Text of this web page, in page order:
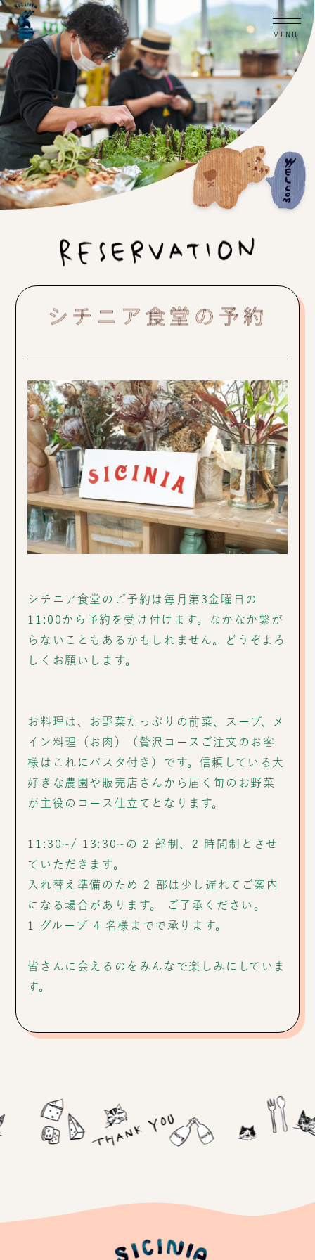
シチニア食堂の予約
シチニア食堂のご予約は毎月第3金曜日の
11:00から予約を受け付けます。なかなか繋が
らないこともあるかもしれません。どうぞよろ
しくお願いします。
お料理は、お野菜たっぷりの前菜、スープ、メ
イン料理（お肉）（贅沢コースご注文のお客
様はこれにパスタ付き）です。信頼している大
好きな農園や販売店さんから届く旬のお野菜
が主役のコース仕立てとなります。
11:30~/ 13:30~の 2 部制、2 時間制とさせ
ていただきます。
入れ替え準備のため 2 部は少し遅れてご案内
になる場合があります。 ご了承ください。
1 グループ 4 名様までで承ります。
皆さんに会えるのをみんなで楽しみにしていま
す。